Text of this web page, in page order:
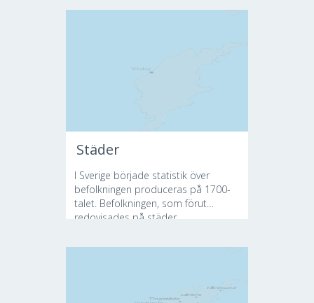
Städer
I Sverige började statistik över
befolkningen produceras på 1700-
talet. Befolkningen, som förut
redovisades på städer...